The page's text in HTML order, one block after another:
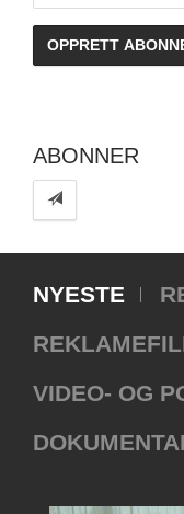
ABONNER
NYESTE
VIDEO- OG